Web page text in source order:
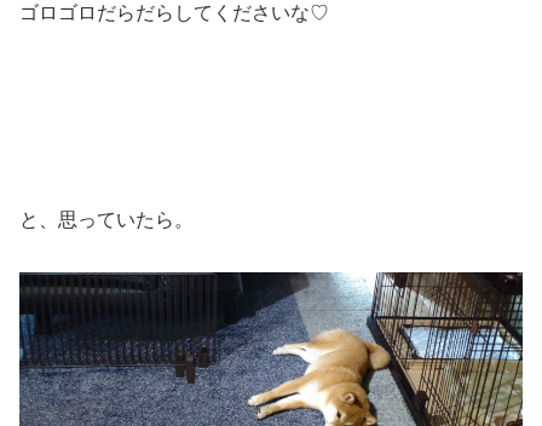
ゴロゴロだらだらしてくださいな♡
と、思っていたら。